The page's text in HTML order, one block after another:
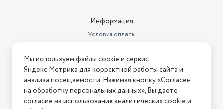
Информация
Условия оплаты
Условия возврата
Нашли ошибку на сайте? Напишите нам
2026 © Интернет-магазин "АстМаркет". У нас есть всё!
Мы используем файлы cookie и сервис
Яндекс.Метрика для корректной работы сайта и
анализа посещаемости. Нажимая кнопку «Согласен
на обработку персональных данных», Вы даете
согласие на использование аналитических cookie и